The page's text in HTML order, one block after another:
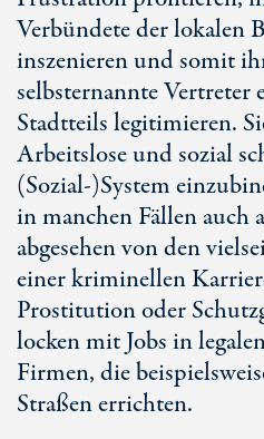
Verbündete der lokalen
inszenieren und somit
selbsternannte Vertreter
Stadtteils legitimieren.
Arbeitslose und sozial
(Sozial-)System
in manchen Fällen auch
abgesehen von den
einer kriminellen
Prostitution oder
locken mit Jobs in
Firmen, die
Straßen errichten.